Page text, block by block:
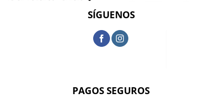
SÍGUENOS
PAGOS SEGUROS